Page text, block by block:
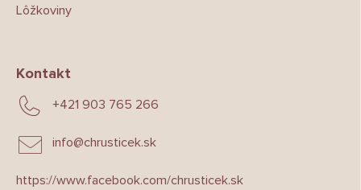
Lôžkoviny
Kontakt
info@chrusticek.sk
+421 903 765 266
https://www.facebook.com/chrusticek.sk